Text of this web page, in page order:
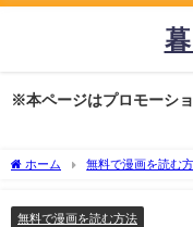
※本ページはプロモーシ
ホーム 無料で漫画を読む
無料で漫画を読む方法